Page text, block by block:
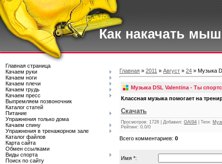
Как накачать
Главная страница
Качаем руки
Качаем ноги
Качаем плечи
Качаем грудь
Качаем пресс
Выпремляем позвоночник
Каталог статей
Питание
Упражнения только дома
Качаем спину
Упражнения в тренажорном зале
Каталог файлов
Карта сайта
Обмен ссылками
Виды спорта
Поиск по сайту
Главная » 2011 » Август » 24 » Музыка
Музыка DSL Valentina - Ты
Классная музыка помогает на
Скачать
Просмотров: 1728 | Добавил: GAI94 Теги:
Рейтинг: 0.0/0
Всего комментариев: 0
Имя *: